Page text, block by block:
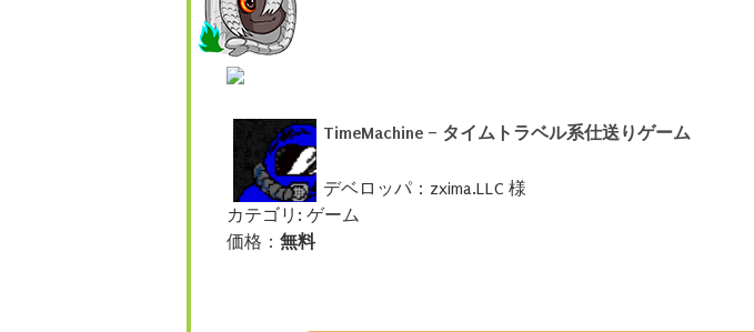
TimeMachine – タイムトラベル系仕送りゲーム
デベロッパ：zxima.LLC 様
カテゴリ: ゲーム
価格： 無料